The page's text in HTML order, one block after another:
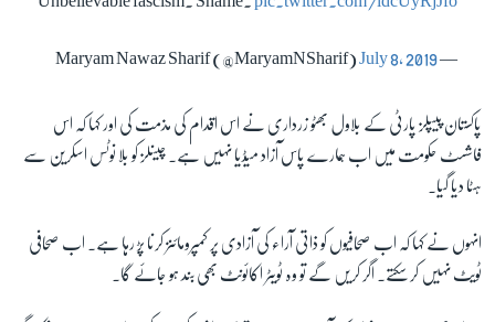
— Maryam Nawaz Sharif (@MaryamNSharif)
July 8, 2019
پاکستان پیپلز پارٹی کے بلاول بھٹو زرداری نے اس اقدام کی مذمت کی اور کہا کہ اس
فاشسٹ حکومت میں اب ہمارے پاس آزاد میڈیا نہیں ہے۔ چینلز کو بلا نوٹس اسکرین سے
ہٹا دیا گیا۔
انہوں نے کہا کہ اب صحافیوں کو ذاتی آراء کی آزادی پر کمپرومائنز کرنا پڑ رہا ہے۔ اب صحافی
ٹویٹ نہیں کر سکتے۔ اگر کریں گے تو وہ ٹویٹر اکائونٹ بھی بند ہو جائے گا۔